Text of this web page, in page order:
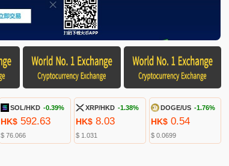
SOL/HKD -0.39%
HK$ 592.63
$ 76.066
XRP/HKD -1.38%
HK$ 8.03
$ 1.031
DOGE/US -1.76%
HK$ 0.54
$ 0.0699